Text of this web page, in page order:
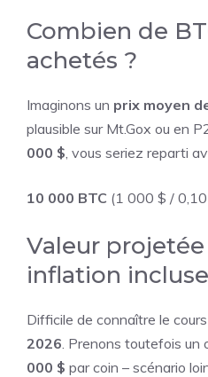
Combien de
achetés ?
Imaginons un prix moyen
plausible sur Mt.Gox ou en
000 $, vous seriez reparti
10 000 BTC (1 000 $ /
Valeur projetée
inflation incluse
Difficile de connaître le
2026. Prenons toutefois un
000 $ par coin – scénario